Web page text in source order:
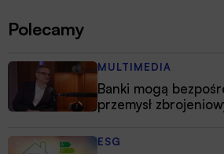
Polecamy
MULTIMEDIA
Banki mogą
przemysł
ESG